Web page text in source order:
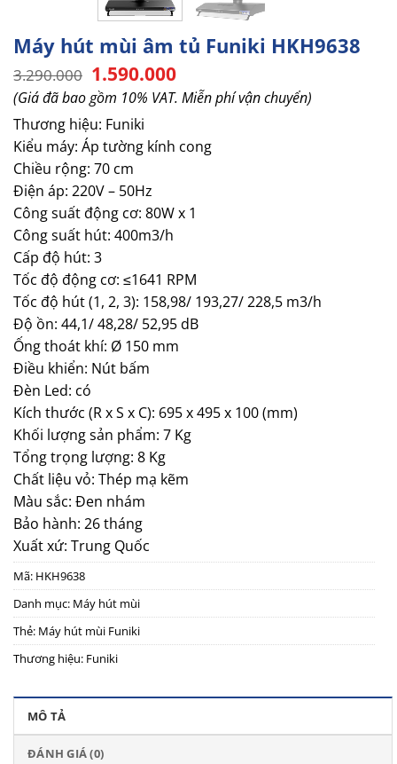
Máy hút mùi âm tủ Funiki HKH9638
3.290.000 Giá
gốc
là:
3.290.000.
1.590.000Giá
hiện
tại
1.590.000.
(Giá đã bao gồm 10% VAT. Miễn phí vận chuyển)
Thương hiệu: Funiki
Kiểu máy: Áp tường kính cong
Chiều rộng: 70 cm
Điện áp: 220V – 50Hz
Công suất động cơ: 80W x 1
Công suất hút: 400m3/h
Cấp độ hút: 3
Tốc độ động cơ: ≤1641 RPM
Tốc độ hút (1, 2, 3): 158,98/ 193,27/ 228,5 m3/h
Độ ồn: 44,1/ 48,28/ 52,95 dB
Ống thoát khí: Ø 150 mm
Điều khiển: Nút bấm
Đèn Led: có
Kích thước (R x S x C): 695 x 495 x 100 (mm)
Khối lượng sản phẩm: 7 Kg
Tổng trọng lượng: 8 Kg
Chất liệu vỏ: Thép mạ kẽm
Màu sắc: Đen nhám
Bảo hành: 26 tháng
Xuất xứ: Trung Quốc
Mã: HKH9638
Danh mục: Máy hút mùi
Thẻ: Máy hút mùi Funiki
Thương hiệu: Funiki
MÔ TẢ
ĐÁNH GIÁ (0)